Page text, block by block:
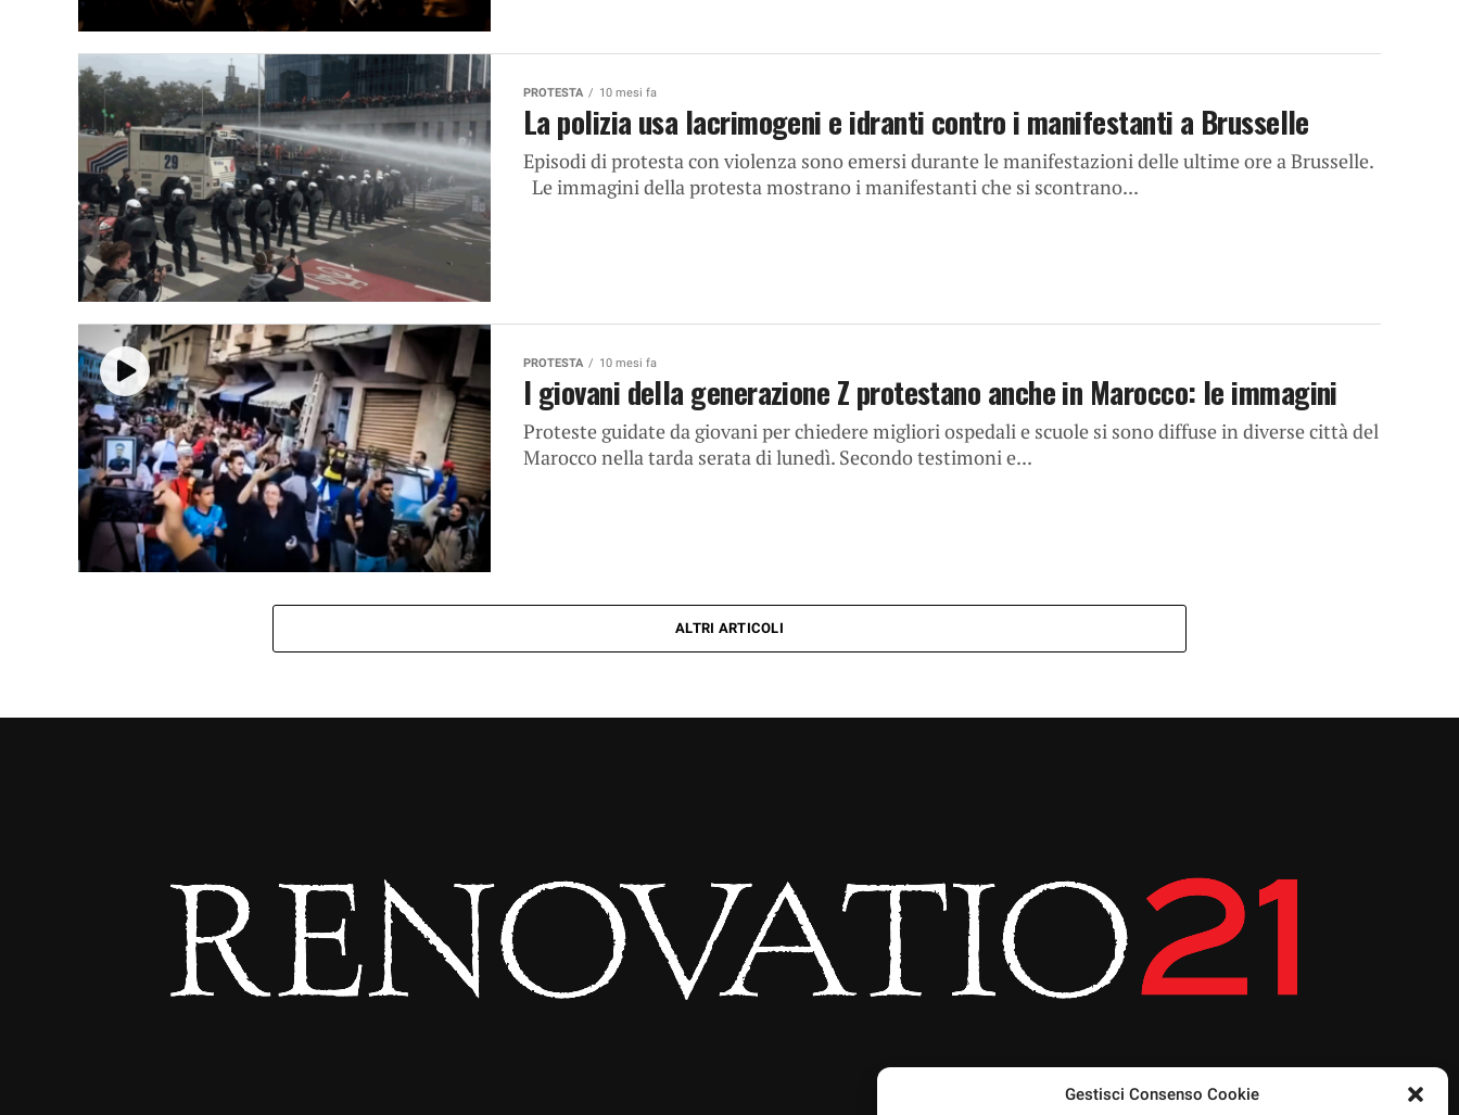
Gestisci Consenso Cookie
PROTESTA 10 mesi fa
La polizia usa lacrimogeni e idranti contro i manifestanti a Brusselle
Episodi di protesta con violenza sono emersi durante le manifestazioni delle ultime ore a Brusselle.
Le immagini della protesta mostrano i manifestanti che si scontrano...
PROTESTA 10 mesi fa
I giovani della generazione Z protestano anche in Marocco: le immagini
Proteste guidate da giovani per chiedere migliori ospedali e scuole si sono diffuse in diverse città del
Marocco nella tarda serata di lunedì. Secondo testimoni e...
ALTRI ARTICOLI